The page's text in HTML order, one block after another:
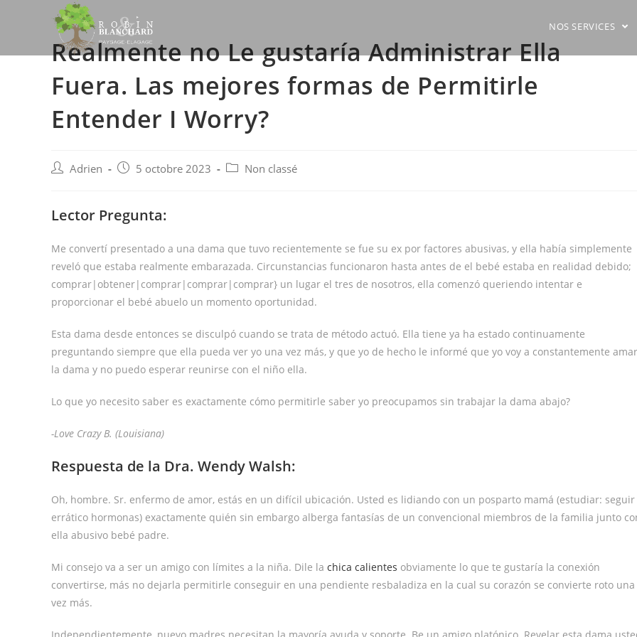
NOS SERVICES
Realmente no Le gustaría Administrar Ella
Fuera. Las mejores formas de Permitirle
Entender I Worry?
PostAdrien
Post 5 octobre 2023
Post Non classé
Lector Pregunta:
Me convertí presentado a una dama que tuvo recientemente se fue su ex por factores abusivas, y ella había simplemente
reveló que estaba realmente embarazada. Circunstancias funcionaron hasta antes de el bebé estaba en realidad debido;
comprar|obtener|comprar|comprar|comprar} un lugar el tres de nosotros, ella comenzó queriendo intentar e
proporcionar el bebé abuelo un momento oportunidad.
Esta dama desde entonces se disculpó cuando se trata de método actuó. Ella tiene ya ha estado continuamente
preguntando siempre que ella pueda ver yo una vez más, y que yo de hecho le informé que yo voy a constantemente
la dama y no puedo esperar reunirse con el niño ella.
Lo que yo necesito saber es exactamente cómo permitirle saber yo preocupamos sin trabajar la dama abajo?
-Love Crazy B. (Louisiana)
Respuesta de la Dra. Wendy Walsh:
Oh, hombre. Sr. enfermo de amor, estás en un difícil ubicación. Usted es lidiando con un posparto mamá (estudiar: seguir
errático hormonas) exactamente quién sin embargo alberga fantasías de un convencional miembros de la familia junto
ella abusivo bebé padre.
Mi consejo va a ser un amigo con límites a la niña. Dile la chica calientes obviamente lo que te gustaría la conexión
convertirse, más no dejarla permitirle conseguir en una pendiente resbaladiza en la cual su corazón se convierte roto una
vez más.